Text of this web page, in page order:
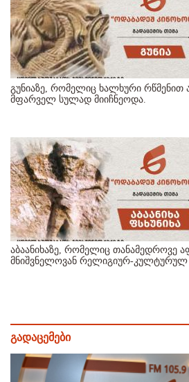
გუნიაზე, რომელიც ხალხური
მფარველ სულად მიიჩნეოდა.
აბაანიხაზე, რომელიც თანამედროვე
მნიშვნელოვან რელიგიურ-კულტურულ
გადაცემები